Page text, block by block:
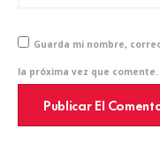
Guarda mi nombre,
la próxima vez que comente.